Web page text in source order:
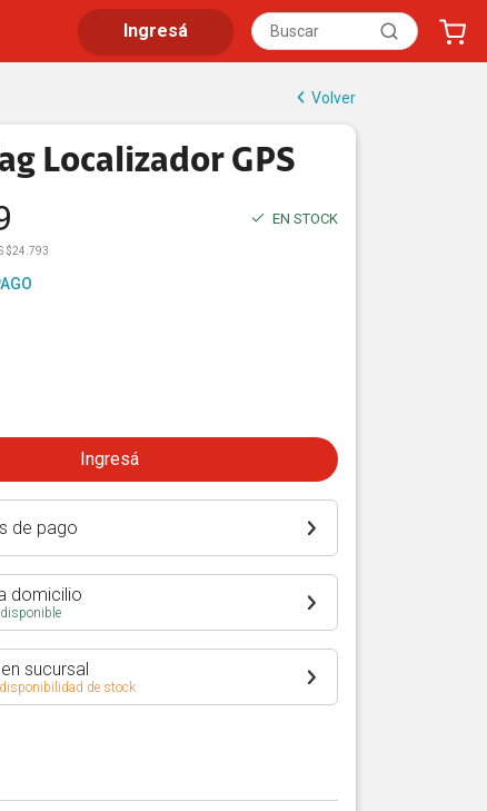
Ingresá
Volver
Localizador GPS
EN STOCK
$24.793
Ingresá
de pago
domicilio
sucursal
de stock